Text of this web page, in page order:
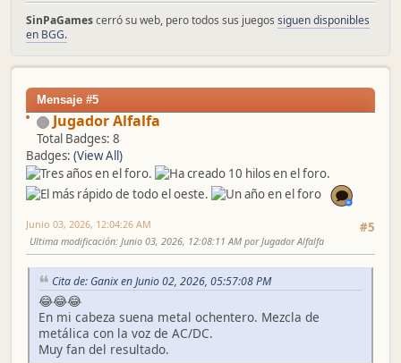
SinPaGamescerró su web, pero todos sus juegos siguen disponibles
en BGG.
Mensaje #5
Jugador Alfalfa
Total Badges: 8
Badges: (View All)
#5
Junio 03, 2026, 12:04:26 AM
Ultima modificación: Junio 03, 2026, 12:08:11 AM por Jugador Alfalfa
Cita de: Ganix en Junio 02, 2026, 05:57:08 PM
😂😂😂
En mi cabeza suena metal ochentero. Mezcla de
metálica con la voz de AC/DC.
Muy fan del resultado.